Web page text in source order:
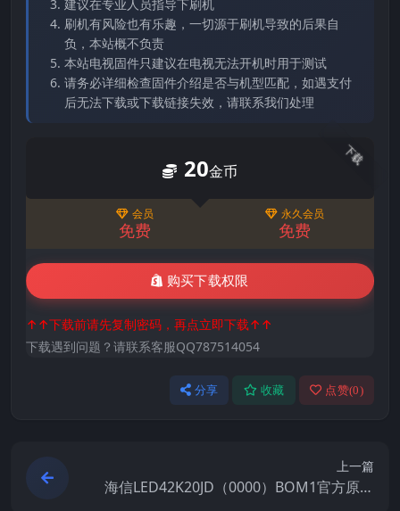
建议在专业人员指导下刷机
刷机有风险也有乐趣，一切源于刷机导致的后果自
负，本站概不负责
本站电视固件只建议在电视无法开机时用于测试
请务必详细检查固件介绍是否与机型匹配，如遇支付
后无法下载或下载链接失效，请联系我们处理
下载
20金币
会员
免费
永久会员
免费
购买下载权限
↑↑下载前请先复制密码，再点立即下载↑↑
下载遇到问题？请联系客服QQ787514054
分享 收藏 点赞(0)
上一篇
海信LED42K20JD（0000）BOM1官方原厂